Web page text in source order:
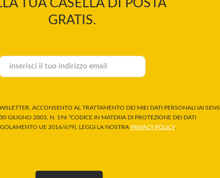
TUA CASELLA DI POSTA
GRATIS.
ACCONSENTO AL TRATTAMENTO DEI MIEI DATI PERSONALI (AI SENSI
GIUGNO 2003, N. 196 “CODICE IN MATERIA DI PROTEZIONE DEI DATI
UE 2016/679). LEGGI LA NOSTRA PRIVACY POLICY.